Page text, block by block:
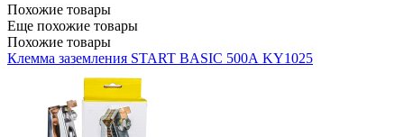
Похожие товары
Еще похожие товары
Похожие товары
Клемма заземления START BASIC 500А KY1025